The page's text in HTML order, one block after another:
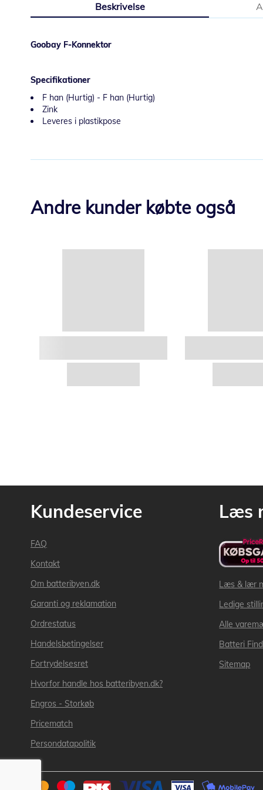
af
Beskrivelse
Goobay F-Konnektor
Specifikationer
F han (Hurtig) - F han (Hurtig)
Zink
Leveres i plastikpose
Andre kunder købte også
Kundeservice
FAQ
Kontakt
Om batteribyen.dk
Garanti og reklamation
Ordrestatus
Handelsbetingelser
Fortrydelsesret
Hvorfor handle hos batteribyen.dk?
Engros - Storkøb
Pricematch
Persondatapolitik
Læs
Læs & lær
Ledige
Alle
Batteri
Sitemap